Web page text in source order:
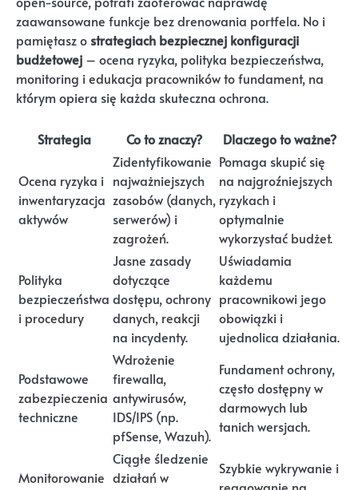
zaawansowane funkcje bez drenowania portfela. No i
pamiętasz o strategiach bezpiecznej konfiguracji
budżetowej – ocena ryzyka, polityka bezpieczeństwa,
monitoring i edukacja pracowników to fundament, na
którym opiera się każda skuteczna ochrona.
Strategia Co to znaczy? Dlaczego to ważne?
Ocena ryzyka i
inwentaryzacja
aktywów
Zidentyfikowanie
najważniejszych
zasobów (danych,
serwerów) i
zagrożeń.
Pomaga skupić się
na najgroźniejszych
ryzykach i
optymalnie
wykorzystać budżet.
Polityka
bezpieczeństwa
i procedury
Jasne zasady
dotyczące
dostępu, ochrony
danych, reakcji
na incydenty.
Uświadamia
każdemu
pracownikowi jego
obowiązki i
ujednolica działania.
Podstawowe
zabezpieczenia
techniczne
Wdrożenie
firewalla,
antywirusów,
IDS/IPS (np.
pfSense, Wazuh).
Fundament ochrony,
często dostępny w
darmowych lub
tanich wersjach.
Monitorowanie
Ciągłe śledzenie
działań w
Szybkie wykrywanie i